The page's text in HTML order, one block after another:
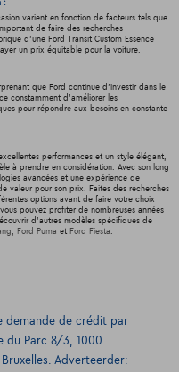
:
varient en fonction de facteurs tels que
de faire des recherches
d'une Ford Transit Custom Essence
un prix équitable pour la voiture.
que Ford continue d'investir dans le
constamment d'améliorer les
pour répondre aux besoins en constante
performances et un style élégant,
à prendre en considération. Avec son long
avancées et une expérience de
valeur pour son prix. Faites des recherches
options avant de faire votre choix
pouvez profiter de nombreuses années
d'autres modèles spécifiques de
, Ford Puma et Ford Fiesta.
demande de crédit par
du Parc 8/3, 1000
Bruxelles. Adverteerder: